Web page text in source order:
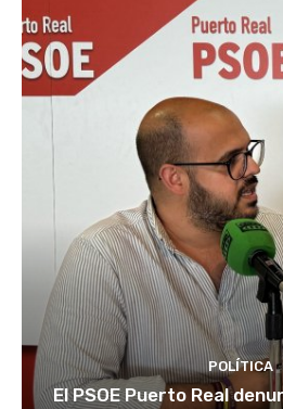
POLÍTICA
El PSOE Puerto Real